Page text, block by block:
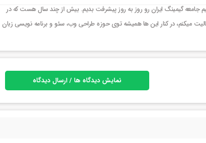
جامعه گیمینگ ایران رو روز به روز پیشرفت بدیم. بیش از چند سال هست که در
میکنم، در کنار این ها همیشه توی حوزه طراحی وب، سئو و برنامه نویسی زبان
نمایش دیدگاه ها / ارسال دیدگاه